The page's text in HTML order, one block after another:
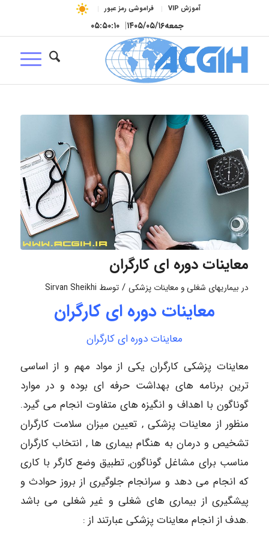
آموزش VIP فراموشی رمز عبور
جمعه۱۴۰۵/۰۵/۱۶| ۰۵:۵۰:۱۱
معاینات دوره ای کارگران
در بیماریهای شغلی و معاینات پزشکی / توسط Sirvan Sheikhi
معاینات دوره ای کارگران
معاینات دوره ای کارگران
معاینات پزشکی کارگران یکی از مواد مهم و از اساسی
ترین برنامه های بهداشت حرفه ای بوده و در موارد
گوناگون با اهداف و انگیزه های متفاوت انجام می گیرد.
منظور از معاینات پزشکی , تعیین میزان سلامت کارگران
تشخیص و درمان به هنگام بیماری ها , انتخاب کارگران
مناسب برای مشاغل گوناگون, تطبیق وضع کارگر با کاری
که انجام می دهد و سرانجام جلوگیری از بروز حوادث و
پیشگیری از بیماری های شغلی و غیر شغلی می باشد
.هدف از انجام معاینات پزشکی عبارتند از :